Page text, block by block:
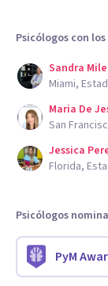
Psicólogos con
Sandra
Miami,
Maria De
San
Jessica
Florida,
Psicólogos
PyM